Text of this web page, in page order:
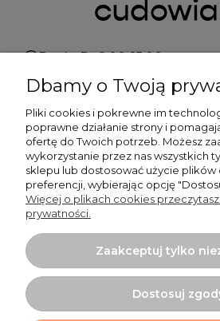
Pn do Pt 9:00-15:00
+48 519 462
Ważne sprawy
Dodatkowe informacje
Tu mnie znajdziesz
Dbamy o Twoją
Pliki cookies i pokrewne im
poprawne działanie strony i
ofertę do Twoich potrzeb. Możesz
wykorzystanie przez nas wszystkich
sklepu lub dostosować użycie plików
preferencji, wybierając opcję
Więcej o plikach cookies
prywatności.
Zaakceptuj tylko
Dostosuj